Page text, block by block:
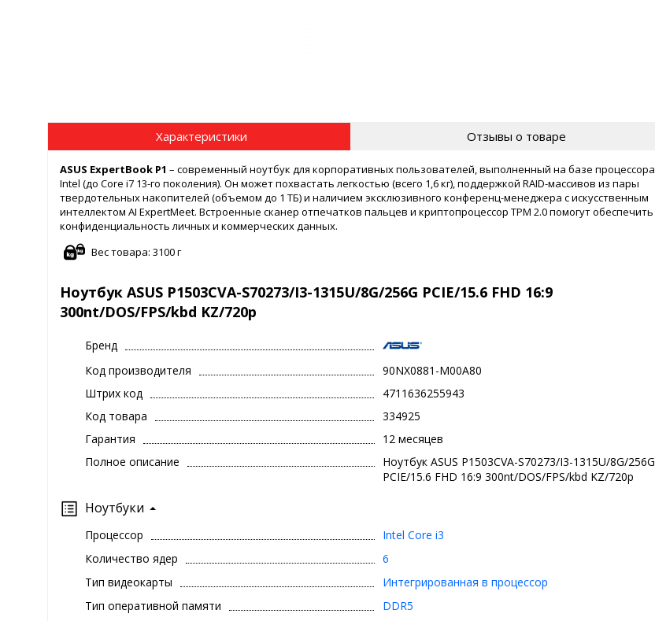
Характеристики Отзывы о товаре
ASUS ExpertBook P1 – современный ноутбук для корпоративных пользователей, выполненный на базе процессора
Intel (до Core i7 13-го поколения). Он может похвастать легкостью (всего 1,6 кг), поддержкой RAID-массивов из пары
твердотельных накопителей (объемом до 1 ТБ) и наличием эксклюзивного конференц-менеджера с искусственным
интеллектом AI ExpertMeet. Встроенные сканер отпечатков пальцев и криптопроцессор TPM 2.0 помогут обеспечить
конфиденциальность личных и коммерческих данных.
Вес товара: 3100 г
Ноутбук ASUS P1503CVA-S70273/I3-1315U/8G/256G PCIE/15.6 FHD 16:9
300nt/DOS/FPS/kbd KZ/720p
Бренд
Код производителя
90NX0881-M00A80
Штрих код
4711636255943
Код товара
334925
Гарантия
12 месяцев
Полное описание
Ноутбук ASUS P1503CVA-S70273/I3-1315U/8G/256G
PCIE/15.6 FHD 16:9 300nt/DOS/FPS/kbd KZ/720p
Ноутбуки
Процессор
Intel Core i3
Количество ядер
6
Тип видеокарты
Интегрированная в процессор
Тип оперативной памяти
DDR5